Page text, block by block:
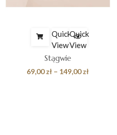
Quick
View
Quick
View
Stągwie
69,00zł – 149,00złZakres